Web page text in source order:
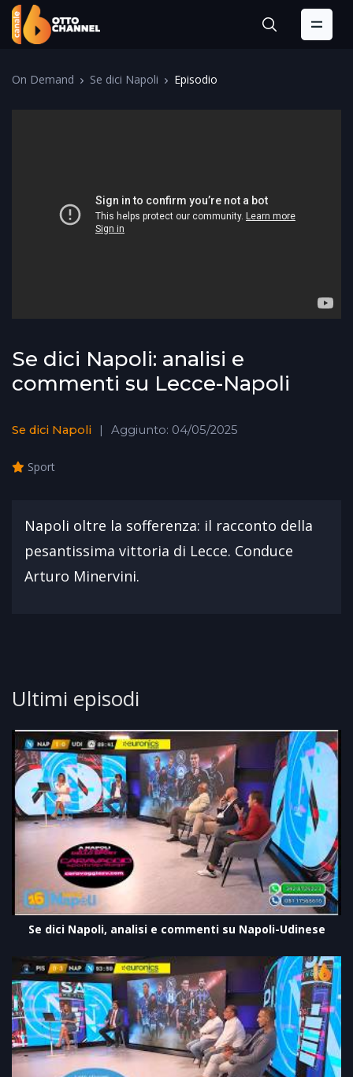
On Demand Se dici Napoli Episodio
Se dici Napoli: analisi e
commenti su Lecce-Napoli
Se dici Napoli Aggiunto: 04/05/2025
Sport
Napoli oltre la sofferenza: il racconto della
pesantissima vittoria di Lecce. Conduce
Arturo Minervini.
Ultimi episodi
Se dici Napoli, analisi e commenti su Napoli-Udinese